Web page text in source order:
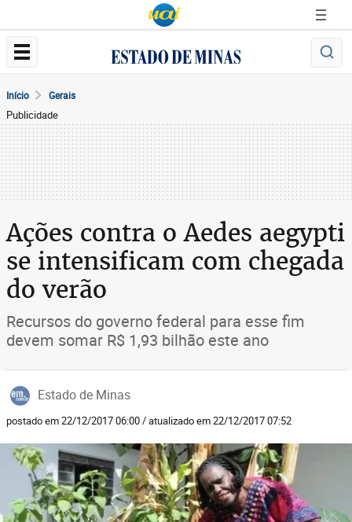
Início Gerais
Publicidade
Ações contra o Aedes aegypti
se intensificam com chegada
do verão
Recursos do governo federal para esse fim
devem somar R$ 1,93 bilhão este ano
Estado de Minas
postado em 22/12/2017 06:00 / atualizado em 22/12/2017 07:52